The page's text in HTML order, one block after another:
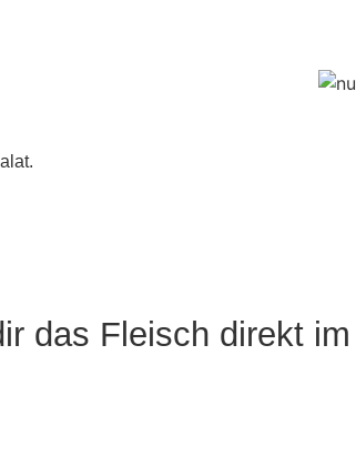
das Fleisch direkt